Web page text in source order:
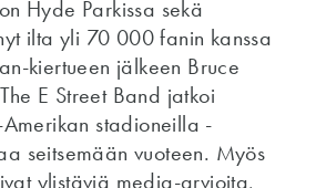
Hyde Parkissa sekä
ilta yli 70 000 fanin kanssa
kiertueen jälkeen Bruce
E Street Band jatkoi
Amerikan stadioneilla -
seitsemään vuoteen. Myös
ylistäviä media-arvioita,